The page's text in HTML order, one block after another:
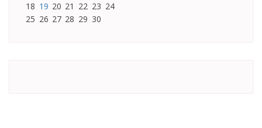
18 19 20 21 22 23 24
25 26 27 28 29 30